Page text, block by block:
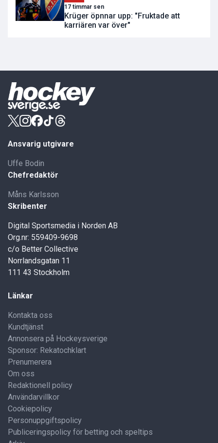
17 timmar sen
Krüger öpnnar upp: "Fruktade att
karriären var över"
Ansvarig utgivare
Uffe Bodin
Chefredaktör
Måns Karlsson
Skribenter
Digital Sportsmedia i Norden AB
Org.nr: 559409-9698
c/o Better Collective
Norrlandsgatan 11
111 43 Stockholm
Länkar
Kontakta oss
Kundtjänst
Annonsera på Hockeysverige
Sponsor: Rekatochklart
Prenumerera
Om oss
Redaktionell policy
Användarvillkor
Cookiepolicy
Personuppgiftspolicy
Publiceringspolicy för betting och speltips